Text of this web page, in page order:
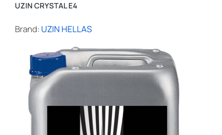
UZIN CRYSTAL E4
Brand: UZIN HELLAS